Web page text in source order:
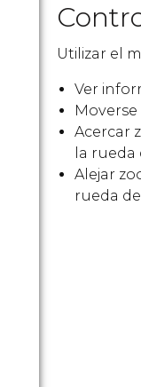
Utilizar el
Ver
Acercar
la
Alejar
rueda